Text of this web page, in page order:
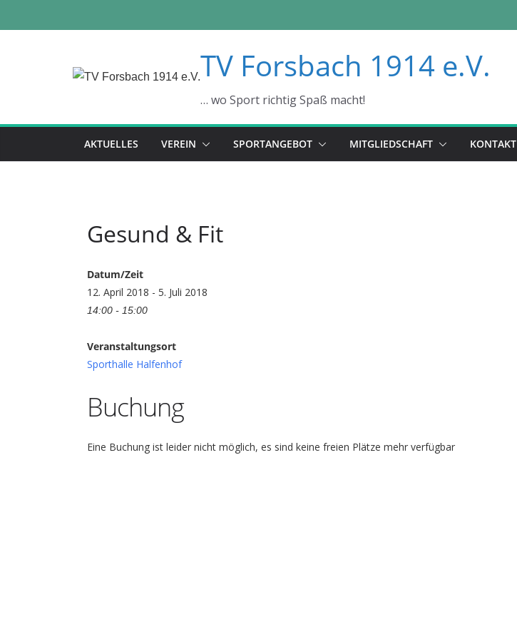
TV Forsbach 1914 e.V.
… wo Sport richtig Spaß macht!
AKTUELLES VEREIN SPORTANGEBOT MITGLIEDSCHAFT KONTAKT
Gesund & Fit
Datum/Zeit
12. April 2018 - 5. Juli 2018
14:00 - 15:00
Veranstaltungsort
Sporthalle Halfenhof
Buchung
Eine Buchung ist leider nicht möglich, es sind keine freien Plätze mehr verfügbar